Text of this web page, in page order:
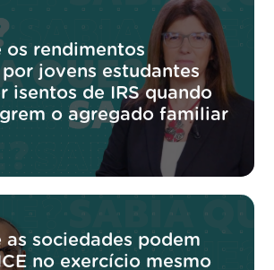
os rendimentos
jovens estudantes
isentos de IRS quando
o agregado familiar
as sociedades podem
no exercício mesmo